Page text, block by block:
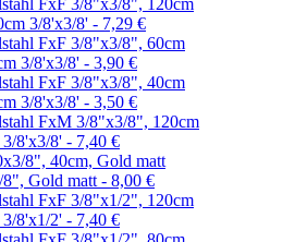
3/8'x3/8' - 7,29 €
3/8'x3/8' - 3,90 €
3/8'x3/8' - 3,50 €
3/8'x3/8' - 7,40 €
Gold matt - 8,00 €
3/8'x1/2' - 7,40 €